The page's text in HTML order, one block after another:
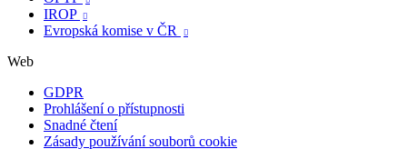
IROP 
Evropská komise v ČR 
Web
GDPR
Prohlášení o přístupnosti
Snadné čtení
Zásady používání souborů cookie